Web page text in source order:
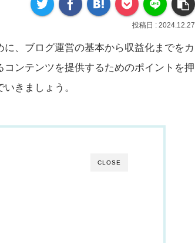
2024.12.27
、ブログ運営の基本から収益化までをカ
ンテンツを提供するためのポイントを押
きましょう。
CLOSE